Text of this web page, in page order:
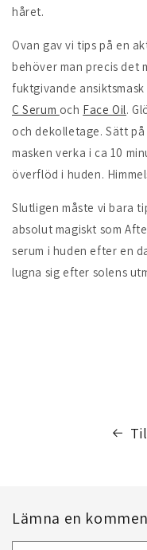
håret.
Ovan gav vi tips på en
behöver man precis det
fuktgivande
C Serum och Face Oil.
och dekolletage. Sätt
masken verka i ca 10
överflöd i huden.
Slutligen måste vi bara
absolut magiskt som
serum i huden efter en
lugna sig efter solens
Lämna en